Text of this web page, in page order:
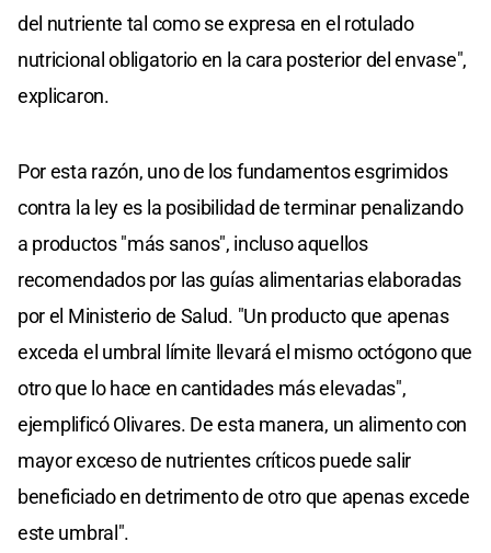
del nutriente tal como se expresa en el rotulado
nutricional obligatorio en la cara posterior del envase",
explicaron.
Por esta razón, uno de los fundamentos esgrimidos
contra la ley es la posibilidad de terminar penalizando
a productos "más sanos", incluso aquellos
recomendados por las guías alimentarias elaboradas
por el Ministerio de Salud. "Un producto que apenas
exceda el umbral límite llevará el mismo octógono que
otro que lo hace en cantidades más elevadas",
ejemplificó Olivares. De esta manera, un alimento con
mayor exceso de nutrientes críticos puede salir
beneficiado en detrimento de otro que apenas excede
este umbral".